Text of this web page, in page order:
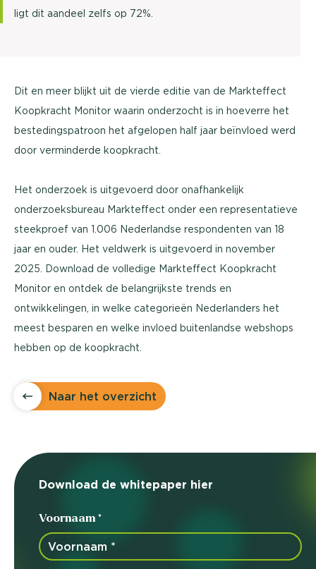
ligt dit aandeel zelfs op 72%.
Dit en meer blijkt uit de vierde editie van de Markteffect
Koopkracht Monitor waarin onderzocht is in hoeverre het
bestedingspatroon het afgelopen half jaar beïnvloed werd
door verminderde koopkracht.
Het onderzoek is uitgevoerd door onafhankelijk
onderzoeksbureau Markteffect onder een representatieve
steekproef van 1.006 Nederlandse respondenten van 18
jaar en ouder. Het veldwerk is uitgevoerd in november
2025. Download de volledige Markteffect Koopkracht
Monitor en ontdek de belangrijkste trends en
ontwikkelingen, in welke categorieën Nederlanders het
meest besparen en welke invloed buitenlandse webshops
hebben op de koopkracht.
Naar het overzicht
Download de whitepaper hier
Voornaam *